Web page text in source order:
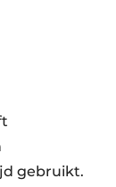
gebruikt.